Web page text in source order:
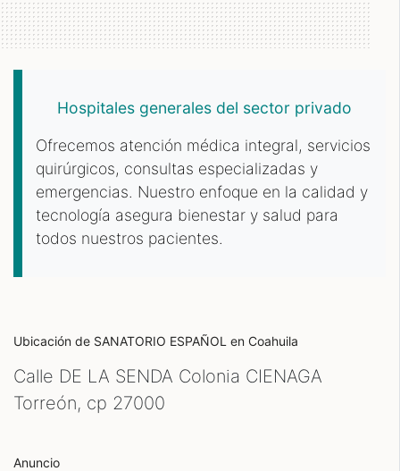
Hospitales generales del sector privado
Ofrecemos atención médica integral, servicios
quirúrgicos, consultas especializadas y
emergencias. Nuestro enfoque en la calidad y
tecnología asegura bienestar y salud para
todos nuestros pacientes.
Ubicación de SANATORIO ESPAÑOL en Coahuila
Calle DE LA SENDA Colonia CIENAGA
Torreón, cp 27000
Anuncio